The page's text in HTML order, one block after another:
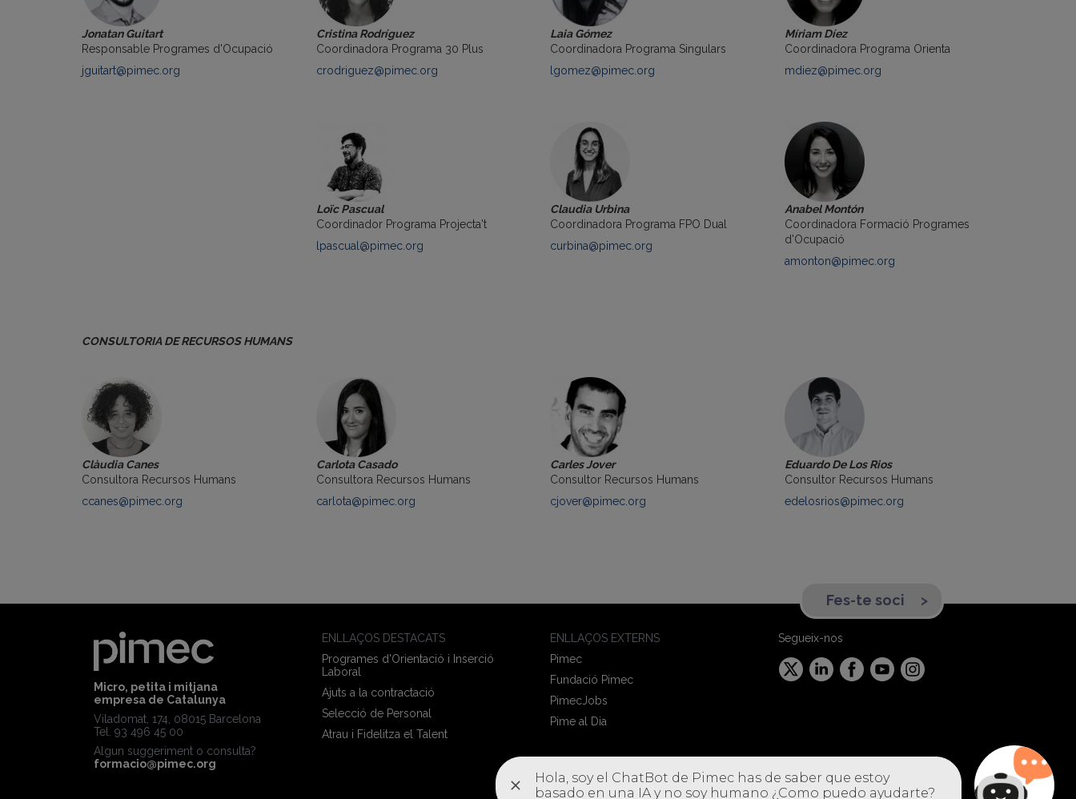
Jonatan Guitart
Responsable Programes d'Ocupació
jguitart@pimec.org
Cristina Rodríguez
Coordinadora Programa 30 Plus
crodriguez@pimec.org
Laia Gómez
Coordinadora Programa Singulars
lgomez@pimec.org
Míriam Díez
Coordinadora Programa Orienta
mdiez@pimec.org
Loïc Pascual
Coordinador Programa Projecta't
lpascual@pimec.org
Claudia Urbina
Coordinadora Programa FPO Dual
curbina@pimec.org
Anabel Montón
Coordinadora Formació Programes
d'Ocupació
amonton@pimec.org
CONSULTORIA DE RECURSOS HUMANS
Clàudia Canes
Consultora Recursos Humans
ccanes@pimec.org
Carlota Casado
Consultora Recursos Humans
carlota@pimec.org
Carles Jover
Consultor Recursos Humans
cjover@pimec.org
Eduardo De Los Rios
Consultor Recursos Humans
edelosrios@pimec.org
Micro, petita i mitjana
empresa de Catalunya
Viladomat, 174, 08015 Barcelona
Tel. 93 496 45 00
Algun suggeriment o consulta?
formacio@pimec.org
ENLLAÇOS DESTACATS
Programes d'Orientació i Inserció
Laboral
Ajuts a la contractació
Selecció de Personal
Atrau i Fidelitza el Talent
ENLLAÇOS EXTERNS
Pimec
Fundació Pimec
PimecJobs
Pime al Dia
Segueix-nos
Fes-te soci